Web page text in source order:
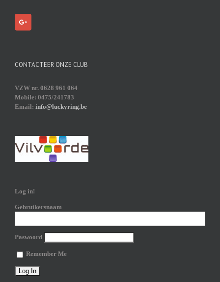
CONTACTEER ONZE CLUB
VZW nr. 0628 961 064
Mobile: 0475/241783
Email: info@luckyring.be
Log in!
Gebruikersnaam
Paswoord
Remember Me